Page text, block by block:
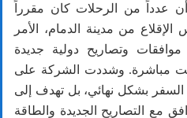
عدداً من الرحلات كان مقرراً
من مدينة الدمام، الأمر
وتصاريح دولية جديدة
مباشرة. وشددت الشركة على
السفر بشكل نهائي، بل تهدف إلى
مع التصاريح الجديدة والطاقة